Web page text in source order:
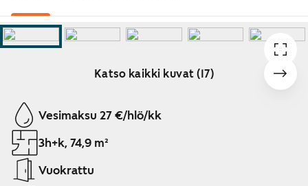
Katso kaikki kuvat (17)
Näytetään dia 1 / 17
Vesimaksu 27 €/hlö/kk
3h+k, 74,9 m²
Vuokrattu